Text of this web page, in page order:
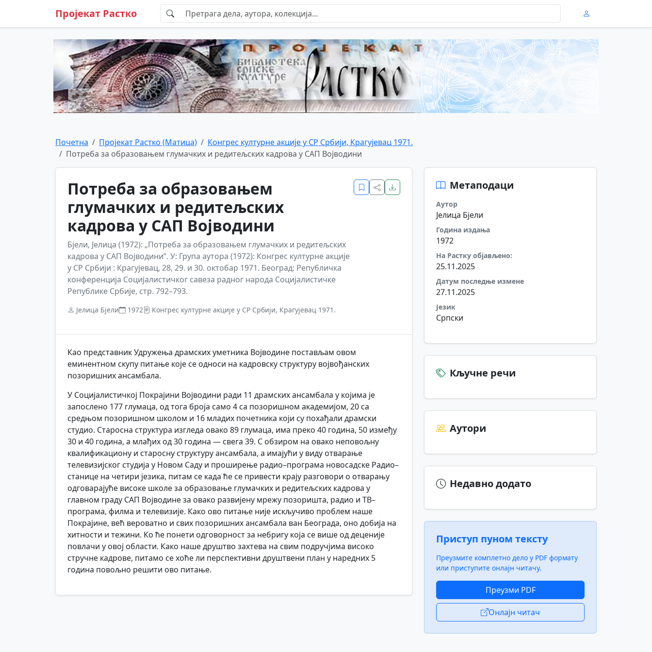
Пројекат Растко
Почетна Пројекат Растко (Матица)
Конгрес културне акције у СР Србији, Крагујевац 1971.
Потреба за образовањем глумачких и редитељских кадрова у САП Војводини
Потреба за образовањем
глумачких и редитељских
кадрова у САП Војводини
Бјели, Јелица (1972): „Потреба за образовањем глумачких и редитељских
кадрова у САП Војводини”. У: Група аутора (1972): Конгрес културне акције
у СР Србији : Крагујевац, 28, 29. и 30. октобар 1971. Београд: Републичка
конференција Социјалистичког савеза радног народа Социјалистичке
Републике Србије, стр. 792–793.
Јелица Бјели 1972 Конгрес културне акције у СР Србији, Крагујевац 1971.
Као представник Удружења драмских уметника Војводине постављам овом
еминентном скупу питање које се односи на кадровску структуру војвођанских
позоришних ансамбала.
У Социјалистичкој Покрајини Војводини ради 11 драмских ансамбала у којима је
запослено 177 глумаца, од тога броја само 4 са позоришном академијом, 20 са
средњом позоришном школом и 16 младих почетника који су похађали драмски
студио. Старосна структура изгледа овако 89 глумаца, има преко 40 година, 50 између
30 и 40 година, а млађих од 30 година — свега 39. С обзиром на овако неповољну
квалификациону и старосну структуру ансамбала, а имајући у виду отварање
телевизијског студија у Новом Саду и проширење радио–програма новосадске Радио–
станице на четири језика, питам се када ће се привести крају разговори о отварању
одговарајуће високе школе за образовање глумачких и редитељских кадрова у
главном граду САП Војводине за овако развијену мрежу позоришта, радио и ТВ–
програма, филма и телевизије. Како ово питање није искључиво проблем наше
Покрајине, већ вероватно и свих позоришних ансамбала ван Београда, оно добија на
хитности и тежини. Ко ће понети одговорност за небригу која се више од деценије
повлачи у овој области. Како наше друштво захтева на свим подручјима високо
стручне кадрове, питамо се хоће ли перспективни друштвени план у наредних 5
година повољно решити ово питање.
Метаподаци
Аутор
Јелица Бјели
Година издања
1972
На Растку објављено:
25.11.2025
Датум последње измене
27.11.2025
Језик
Српски
Кључне речи
Аутори
Недавно додато
Приступ пуном тексту
Преузмите комплетно дело у PDF формату
или приступите онлајн читачу.
Преузми PDF
Онлајн читач